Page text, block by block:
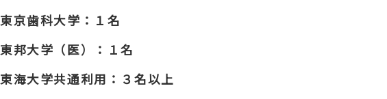
東京歯科大学：１名
東邦大学（医）：１名
東海大学共通利用：３名以上